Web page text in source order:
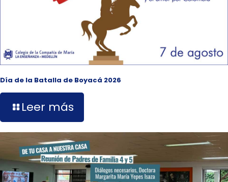
Día de la Batalla de Boyacá 2026
Leer más